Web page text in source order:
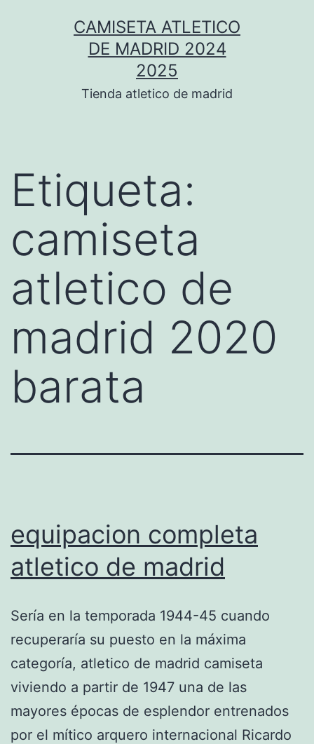
CAMISETA ATLETICO
DE MADRID 2024
2025
Tienda atletico de madrid
Etiqueta:
camiseta
atletico de
madrid 2020
barata
equipacion completa
atletico de madrid
Sería en la temporada 1944-45 cuando
recuperaría su puesto en la máxima
categoría, atletico de madrid camiseta
viviendo a partir de 1947 una de las
mayores épocas de esplendor entrenados
por el mítico arquero internacional Ricardo